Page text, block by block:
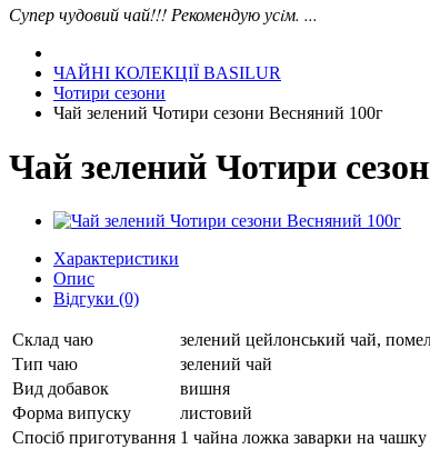
Супер чудовий чай!!! Рекомендую усiм. ...
ЧАЙНІ КОЛЕКЦІЇ BASILUR
Чотири сезони
Чай зелений Чотири сезони Весняний 100г
Чай зелений Чотири
Характеристики
Опис
Відгуки (0)
Склад чаю
зелений цейлонський чай,
Тип чаю
зелений чай
Вид добавок
вишня
Форма випуску
листовий
Спосіб приготування 1 чайна ложка заварки на